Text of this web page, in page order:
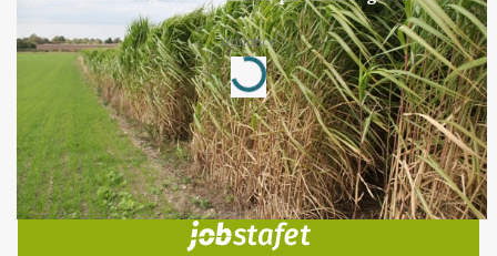
Annonce
Loading...
Jobs
i samarbejde med